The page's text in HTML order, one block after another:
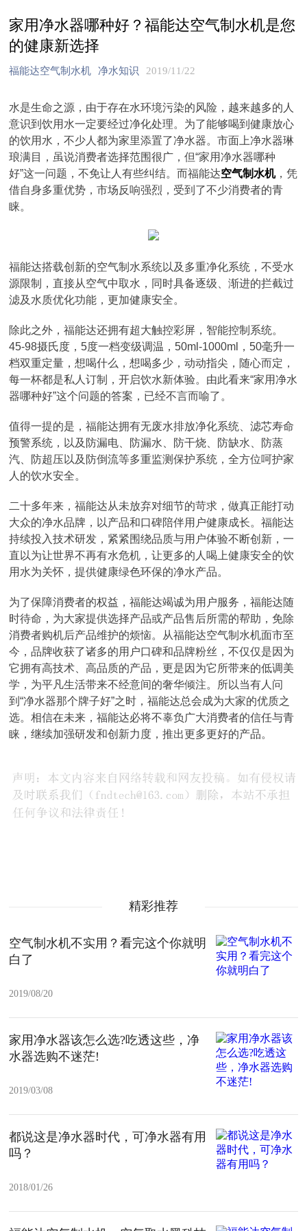
家用净水器哪种好？福能达空气制水机是您
的健康新选择
福能达空气制水机 净水知识 2019/11/22
水是生命之源，由于存在水环境污染的风险，越来越多的人
意识到饮用水一定要经过净化处理。为了能够喝到健康放心
的饮用水，不少人都为家里添置了净水器。市面上净水器琳
琅满目，虽说消费者选择范围很广，但“家用净水器哪种
好”这一问题，不免让人有些纠结。而福能达空气制水机，凭
借自身多重优势，市场反响强烈，受到了不少消费者的青
睐。
福能达搭载创新的空气制水系统以及多重净化系统，不受水
源限制，直接从空气中取水，同时具备逐级、渐进的拦截过
滤及水质优化功能，更加健康安全。
除此之外，福能达还拥有超大触控彩屏，智能控制系统。
45-98摄氏度，5度一档变级调温，50ml-1000ml，50毫升一
档双重定量，想喝什么，想喝多少，动动指尖，随心而定，
每一杯都是私人订制，开启饮水新体验。由此看来“家用净水
器哪种好”这个问题的答案，已经不言而喻了。
值得一提的是，福能达拥有无废水排放净化系统、滤芯寿命
预警系统，以及防漏电、防漏水、防干烧、防缺水、防蒸
汽、防超压以及防倒流等多重监测保护系统，全方位呵护家
人的饮水安全。
二十多年来，福能达从未放弃对细节的苛求，做真正能打动
大众的净水品牌，以产品和口碑陪伴用户健康成长。福能达
持续投入技术研发，紧紧围绕品质与用户体验不断创新，一
直以为让世界不再有水危机，让更多的人喝上健康安全的饮
用水为关怀，提供健康绿色环保的净水产品。
为了保障消费者的权益，福能达竭诚为用户服务，福能达随
时待命，为大家提供选择产品或产品售后所需的帮助，免除
消费者购机后产品维护的烦恼。从福能达空气制水机面市至
今，品牌收获了诸多的用户口碑和品牌粉丝，不仅仅是因为
它拥有高技术、高品质的产品，更是因为它所带来的低调美
学，为平凡生活带来不经意间的奢华倾注。所以当有人问
到“净水器那个牌子好”之时，福能达总会成为大家的优质之
选。相信在未来，福能达必将不辜负广大消费者的信任与青
睐，继续加强研发和创新力度，推出更多更好的产品。
精彩推荐
空气制水机不实用？看完这个你就明
白了
2019/08/20
家用净水器该怎么选?吃透这些，净
水器选购不迷茫!
2019/03/08
都说这是净水器时代，可净水器有用
吗？
2018/01/26